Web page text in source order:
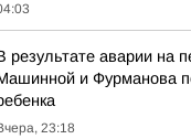
результате аварии на
и Фурманова
23:18